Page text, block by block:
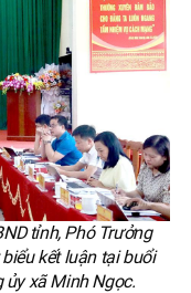
tỉnh, Phó Trưởng
kết luận tại buổi
xã Minh Ngọc.